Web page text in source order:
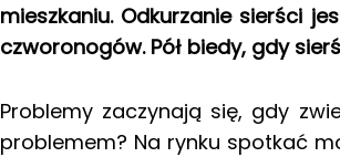
mieszkaniu. Odkurzanie sierści
czworonogów. Pół biedy, gdy
Problemy zaczynają się, gdy
problemem? Na rynku spotkać